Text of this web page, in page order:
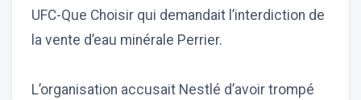
UFC-Que Choisir qui demandait l’interdiction de
la vente d’eau minérale Perrier.
L’organisation accusait Nestlé d’avoir trompé